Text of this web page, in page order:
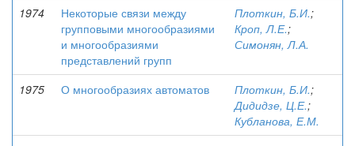
1974
Некоторые связи между
групповыми многообразиями
и многообразиями
представлений групп
Плоткин, Б.И.;
Кроп, Л.Е.;
Симонян, Л.А.
1975 О многообразиях автоматов Плоткин, Б.И.;
Дидидзе, Ц.Е.;
Кубланова, Е.М.